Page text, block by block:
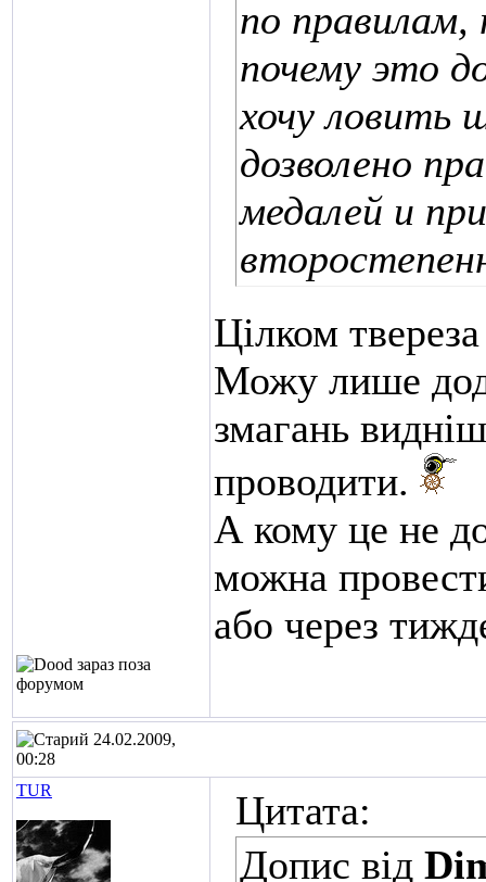
по
почему это
хочу ловить
дозволено
медалей и
Цілком
Можу лише
змагань
проводити.
А кому це не
можна
або через
24.02.2009,
00:28
TUR
Цитата:
Допис від